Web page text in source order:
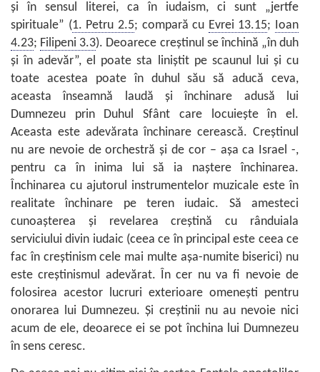
şi în sensul literei, ca în iudaism, ci sunt „jertfe
spirituale” (1. Petru 2.5; compară cu Evrei 13.15; Ioan
4.23; Filipeni 3.3). Deoarece creştinul se închină „în duh
şi în adevăr”, el poate sta liniştit pe scaunul lui şi cu
toate acestea poate în duhul său să aducă ceva,
aceasta înseamnă laudă şi închinare adusă lui
Dumnezeu prin Duhul Sfânt care locuieşte în el.
Aceasta este adevărata închinare cerească. Creştinul
nu are nevoie de orchestră şi de cor – aşa ca Israel -,
pentru ca în inima lui să ia naştere închinarea.
Închinarea cu ajutorul instrumentelor muzicale este în
realitate închinare pe teren iudaic. Să amesteci
cunoaşterea şi revelarea creştină cu rânduiala
serviciului divin iudaic (ceea ce în principal este ceea ce
fac în creştinism cele mai multe aşa-numite biserici) nu
este creştinismul adevărat. În cer nu va fi nevoie de
folosirea acestor lucruri exterioare omeneşti pentru
onorarea lui Dumnezeu. Şi creştinii nu au nevoie nici
acum de ele, deoarece ei se pot închina lui Dumnezeu
în sens ceresc.